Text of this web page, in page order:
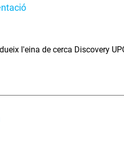
l'eina de cerca Discovery